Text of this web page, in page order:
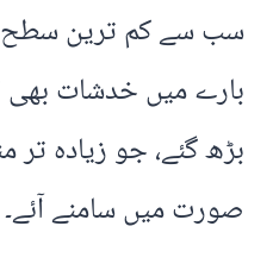
سب سے کم ترین سطح
بڑھ گئے، جو زیادہ
صورت میں سامنے آئے۔